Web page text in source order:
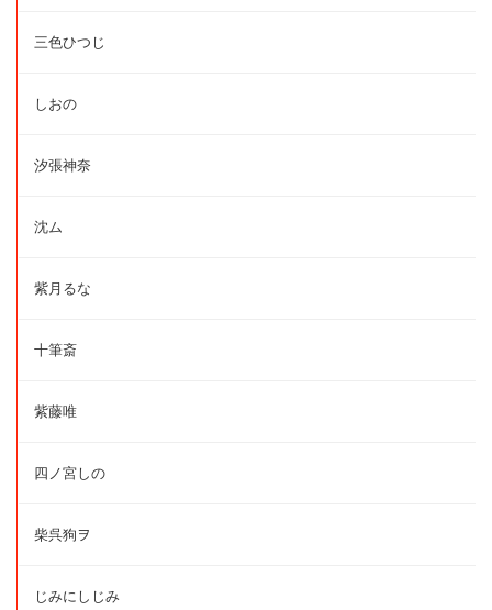
三色ひつじ
しおの
汐張神奈
沈ム
紫月るな
十筆斎
紫藤唯
四ノ宮しの
柴呉狗ヲ
じみにしじみ